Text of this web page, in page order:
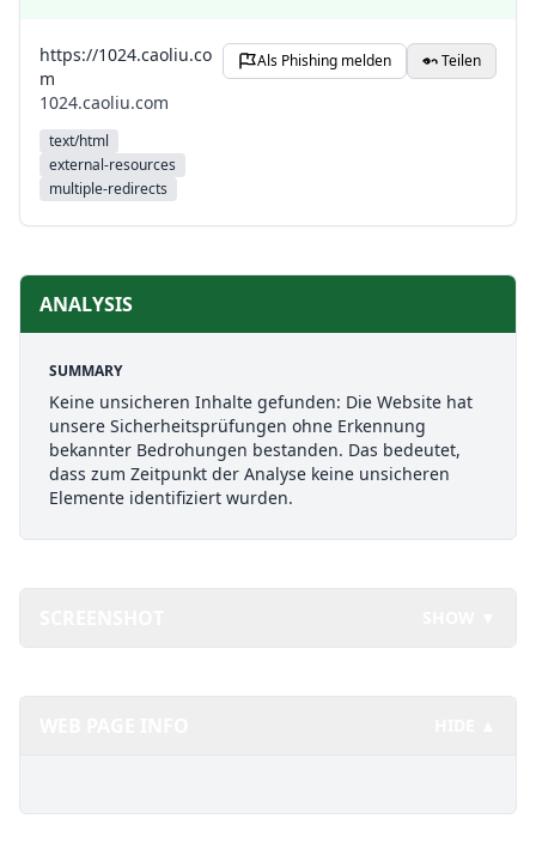
https://1024.caoliu.co
m
1024.caoliu.com
text/html
external-resources
multiple-redirects
Als Phishing melden Teilen
ANALYSIS
SUMMARY
Keine unsicheren Inhalte gefunden: Die Website hat
unsere Sicherheitsprüfungen ohne Erkennung
bekannter Bedrohungen bestanden. Das bedeutet,
dass zum Zeitpunkt der Analyse keine unsicheren
Elemente identifiziert wurden.